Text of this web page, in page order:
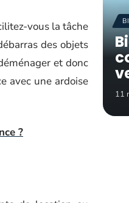
vous la tâche
des objets
et donc
avec une ardoise
?
11